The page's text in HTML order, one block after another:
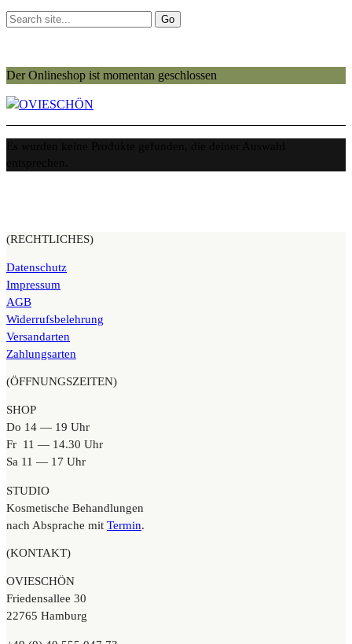
Der Onlineshop ist momentan geschlossen
(RECHTLICHES)
Datenschutz
Impressum
AGB
Widerrufsbelehrung
Versandarten
Zahlungsarten
(ÖFFNUNGSZEITEN)
SHOP
Do 14 — 19 Uhr
Fr 11 — 14.30 Uhr
Sa 11 — 17 Uhr
STUDIO
Kosmetische Behandlungen
nach Absprache mit Termin.
(KONTAKT)
OVIESCHÖN
Friedensallee 30
22765 Hamburg